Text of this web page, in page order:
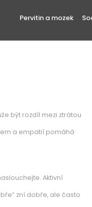
Pervitin a mozek
být rozdíl mezi ztrátou
a empatií pomáhá
Aktivní
zní dobře, ale často